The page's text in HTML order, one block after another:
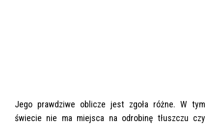
Jego prawdziwe oblicze jest zgoła różne. W tym
świecie nie ma miejsca na odrobinę tłuszczu czy